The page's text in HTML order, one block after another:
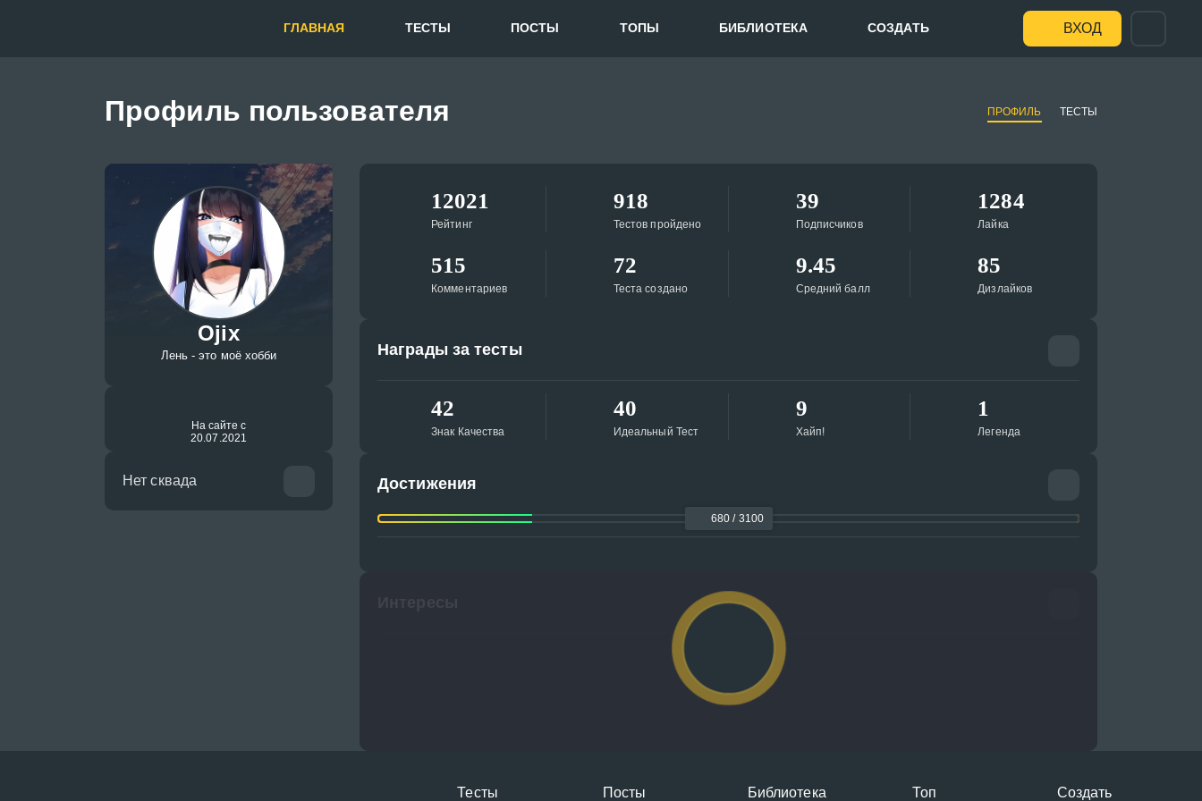
ГЛАВНАЯ ТЕСТЫ ПОСТЫ ТОПЫ БИБЛИОТЕКА СОЗДАТЬ ВХОД
Профиль пользователя ПРОФИЛЬ ТЕСТЫ
Ojix
Лень - это моё хобби
На сайте с
20.07.2021
Нет сквада
12021
Рейтинг
918
Тестов пройдено
39
Подписчиков
1284
Лайка
515
Комментариев
72
Теста создано
9.45
Средний балл
85
Дизлайков
Награды за тесты
42
Знак Качества
40
Идеальный Тест
9
Хайп!
1
Легенда
Достижения
680 / 3100
Тесты Посты Библиотека Топ Создать